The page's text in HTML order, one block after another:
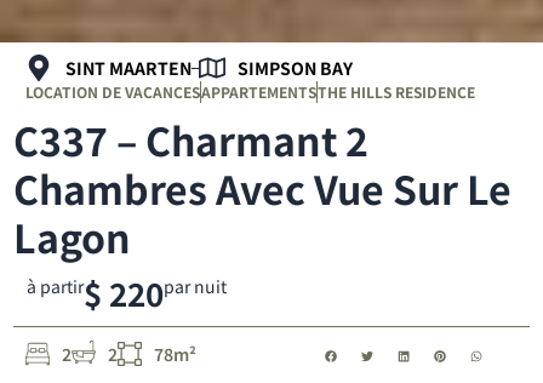
2 2 78m²
à partir$ 220par nuit
C337 – Charmant 2
Chambres Avec Vue Sur Le
Lagon
SINT MAARTEN SIMPSON BAY
LOCATION DE VACANCESAPPARTEMENTSTHE HILLS RESIDENCE